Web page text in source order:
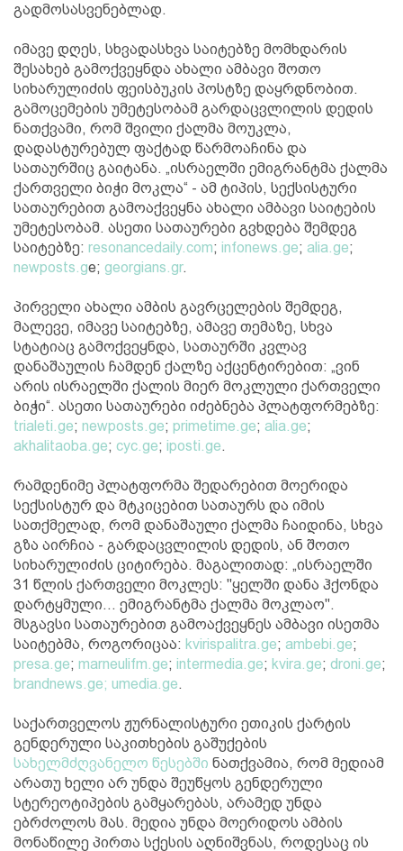
გადმოსასვენებლად.
იმავე დღეს, სხვადასხვა საიტებზე მომხდარის
შესახებ გამოქვეყნდა ახალი ამბავი შოთო
სიხარულიძის ფეისბუკის პოსტზე დაყრდნობით.
გამოცემების უმეტესობამ გარდაცვლილის დედის
ნათქვამი, რომ შვილი ქალმა მოუკლა,
დადასტურებულ ფაქტად წარმოაჩინა და
სათაურშიც გაიტანა. „ისრაელში ემიგრანტმა ქალმა
ქართველი ბიჭი მოკლა“ - ამ ტიპის, სექსისტური
სათაურებით გამოაქვეყნა ახალი ამბავი საიტების
უმეტესობამ. ასეთი სათაურები გვხდება შემდეგ
საიტებზე: resonancedaily.com; infonews.ge; alia.ge;
newposts.ge; georgians.gr.
პირველი ახალი ამბის გავრცელების შემდეგ,
მალევე, იმავე საიტებზე, ამავე თემაზე, სხვა
სტატიაც გამოქვეყნდა, სათაურში კვლავ
დანაშაულის ჩამდენ ქალზე აქცენტირებით: „ვინ
არის ისრაელში ქალის მიერ მოკლული ქართველი
ბიჭი“. ასეთი სათაურები იძებნება პლატფორმებზე:
trialeti.ge; newposts.ge; primetime.ge; alia.ge;
akhalitaoba.ge; cyc.ge; iposti.ge.
რამდენიმე პლატფორმა შედარებით მოერიდა
სექსისტურ და მტკიცებით სათაურს და იმის
სათქმელად, რომ დანაშაული ქალმა ჩაიდინა, სხვა
გზა აირჩია - გარდაცვლილის დედის, ან შოთო
სიხარულიძის ციტირება. მაგალითად: „ისრაელში
31 წლის ქართველი მოკლეს: "ყელში დანა ჰქონდა
დარტყმული... ემიგრანტმა ქალმა მოკლაო".
მსგავსი სათაურებით გამოაქვეყნეს ამბავი ისეთმა
საიტებმა, როგორიცაა: kvirispalitra.ge; ambebi.ge;
presa.ge; marneulifm.ge; intermedia.ge; kvira.ge; droni.ge;
brandnews.ge; umedia.ge.
საქართველოს ჟურნალისტური ეთიკის ქარტის
გენდერული საკითხების გაშუქების
სახელმძღვანელო წესებში ნათქვამია, რომ მედიამ
არათუ ხელი არ უნდა შეუწყოს გენდერული
სტერეოტიპების გამყარებას, არამედ უნდა
ებრძოლოს მას. მედია უნდა მოერიდოს ამბის
მონაწილე პირთა სქესის აღნიშვნას, როდესაც ის